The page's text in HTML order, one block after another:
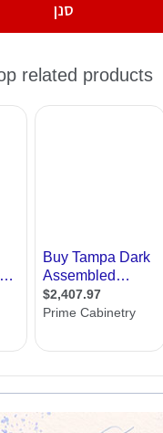
ההבדלים תוכלו
סנן